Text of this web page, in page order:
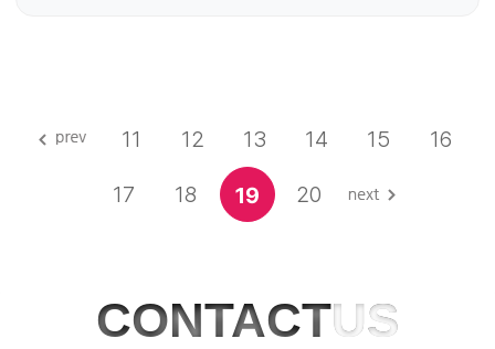
11 12 13 14 15 16
17 18 19 20
CONTACTUS